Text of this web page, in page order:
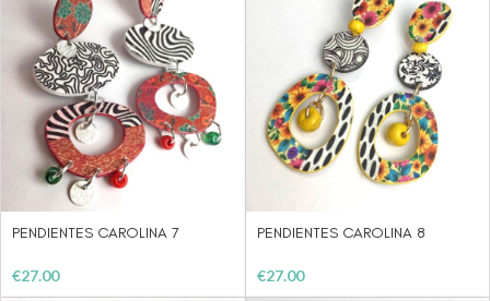
PENDIENTES CAROLINA 7
€27.00
PENDIENTES CAROLINA 8
€27.00